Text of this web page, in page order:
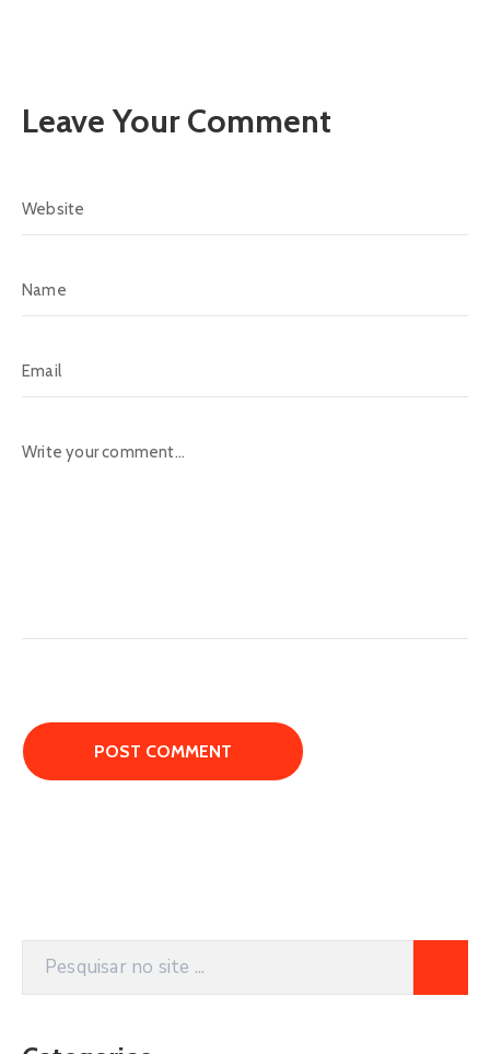
Leave Your Comment